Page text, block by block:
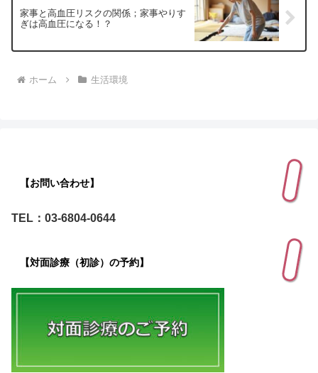
家事と高血圧リスクの関係；家事やりす
ぎは高血圧になる！？
ホーム 生活環境
【お問い合わせ】
TEL：03-6804-0644
【対面診療（初診）の予約】